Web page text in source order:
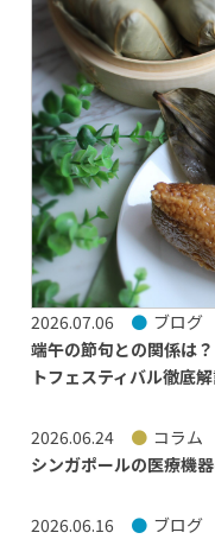
2026.07.06
ブログ
端午の節句との関係は
トフェスティバル徹底
2026.06.24
コラム
シンガポールの医療機
2026.06.16
ブログ